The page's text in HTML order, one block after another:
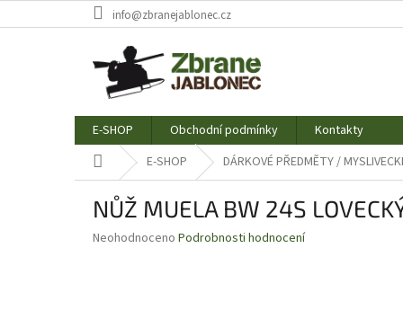
na
info@zbranejablonec.cz
E-SHOP Obchodní podmínky
Kontakty
Domů E-SHOP DÁRKOVÉ PŘEDMĚTY /
NŮŽ MUELA BW 24S
Průměrné
Neohodnoceno Podrobnosti hodnocení